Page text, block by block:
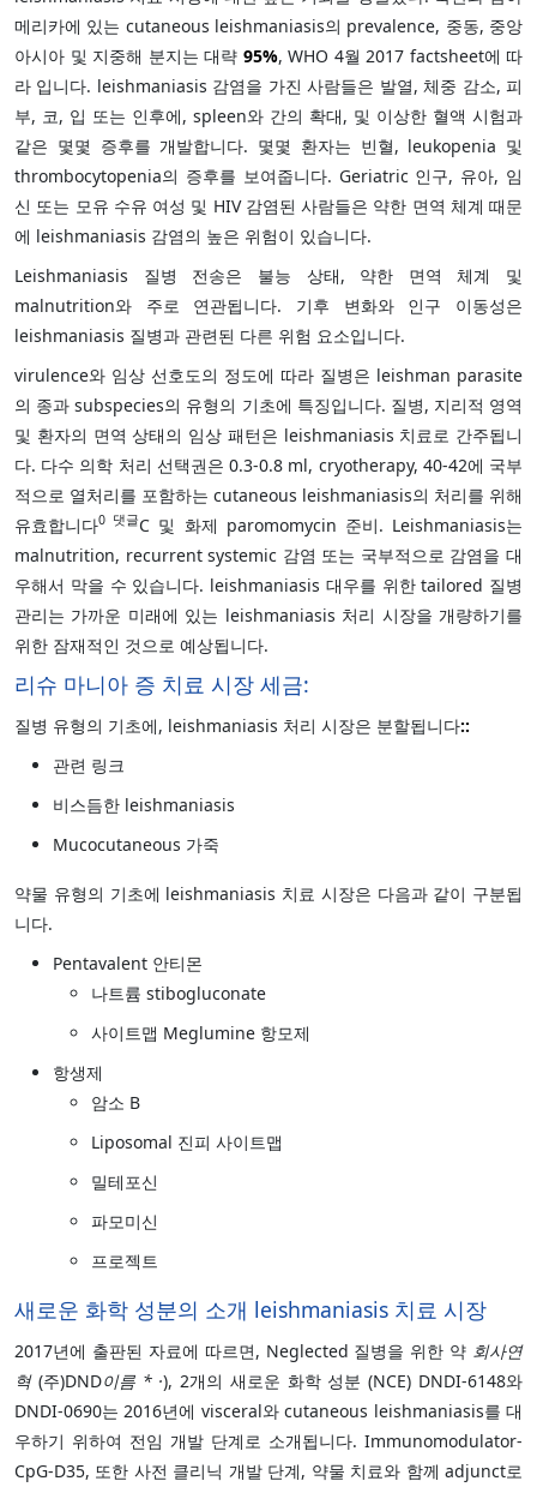
메리카에 있는 cutaneous leishmaniasis의 prevalence, 중동, 중앙
아시아 및 지중해 분지는 대략 95%, WHO 4월 2017 factsheet에 따
라 입니다. leishmaniasis 감염을 가진 사람들은 발열, 체중 감소, 피
부, 코, 입 또는 인후에, spleen와 간의 확대, 및 이상한 혈액 시험과
같은 몇몇 증후를 개발합니다. 몇몇 환자는 빈혈, leukopenia 및
thrombocytopenia의 증후를 보여줍니다. Geriatric 인구, 유아, 임
신 또는 모유 수유 여성 및 HIV 감염된 사람들은 약한 면역 체계 때문
에 leishmaniasis 감염의 높은 위험이 있습니다.
Leishmaniasis 질병 전송은 불능 상태, 약한 면역 체계 및
malnutrition와 주로 연관됩니다. 기후 변화와 인구 이동성은
leishmaniasis 질병과 관련된 다른 위험 요소입니다.
virulence와 임상 선호도의 정도에 따라 질병은 leishman parasite
의 종과 subspecies의 유형의 기초에 특징입니다. 질병, 지리적 영역
및 환자의 면역 상태의 임상 패턴은 leishmaniasis 치료로 간주됩니
다. 다수 의학 처리 선택권은 0.3-0.8 ml, cryotherapy, 40-42에 국부
적으로 열처리를 포함하는 cutaneous leishmaniasis의 처리를 위해
유효합니다0 댓글C 및 화제 paromomycin 준비. Leishmaniasis는
malnutrition, recurrent systemic 감염 또는 국부적으로 감염을 대
우해서 막을 수 있습니다. leishmaniasis 대우를 위한 tailored 질병
관리는 가까운 미래에 있는 leishmaniasis 처리 시장을 개량하기를
위한 잠재적인 것으로 예상됩니다.
리슈 마니아 증 치료 시장 세금:
질병 유형의 기초에, leishmaniasis 처리 시장은 분할됩니다::
관련 링크
비스듬한 leishmaniasis
Mucocutaneous 가죽
약물 유형의 기초에 leishmaniasis 치료 시장은 다음과 같이 구분됩
니다.
Pentavalent 안티몬
나트륨 stibogluconate
사이트맵 Meglumine 항모제
항생제
암소 B
Liposomal 진피 사이트맵
밀테포신
파모미신
프로젝트
새로운 화학 성분의 소개 leishmaniasis 치료 시장
2017년에 출판된 자료에 따르면, Neglected 질병을 위한 약 회사연
혁(주)DND이름 * ·), 2개의 새로운 화학 성분 (NCE) DNDI-6148와
DNDI-0690는 2016년에 visceral와 cutaneous leishmaniasis를 대
우하기 위하여 전임 개발 단계로 소개됩니다. Immunomodulator-
CpG-D35, 또한 사전 클리닉 개발 단계, 약물 치료와 함께 adjunct로